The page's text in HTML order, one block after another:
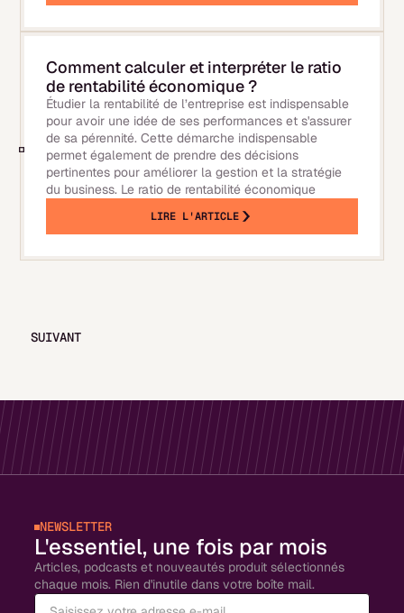
Comment calculer et interpréter le ratio
de rentabilité économique ?
Étudier la rentabilité de l’entreprise est indispensable
pour avoir une idée de ses performances et s'assurer
de sa pérennité. Cette démarche indispensable
permet également de prendre des décisions
pertinentes pour améliorer la gestion et la stratégie
du business. Le ratio de rentabilité économique
LIRE L'ARTICLE
SUIVANT
NEWSLETTER
L'essentiel, une fois par mois
Articles, podcasts et nouveautés produit sélectionnés
chaque mois. Rien d'inutile dans votre boîte mail.